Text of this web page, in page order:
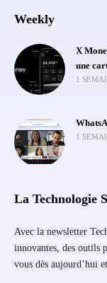
Weekly
X
une
1
1
La Technologie
Avec la newsletter
innovantes, des outils
vous dès aujourd’hui